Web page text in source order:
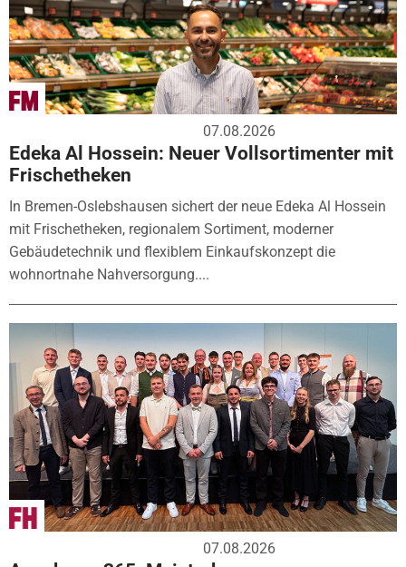
07.08.2026
Edeka Al Hossein: Neuer Vollsortimenter mit
Frischetheken
In Bremen-Oslebshausen sichert der neue Edeka Al Hossein
mit Frischetheken, regionalem Sortiment, moderner
Gebäudetechnik und flexiblem Einkaufskonzept die
wohnortnahe Nahversorgung....
07.08.2026